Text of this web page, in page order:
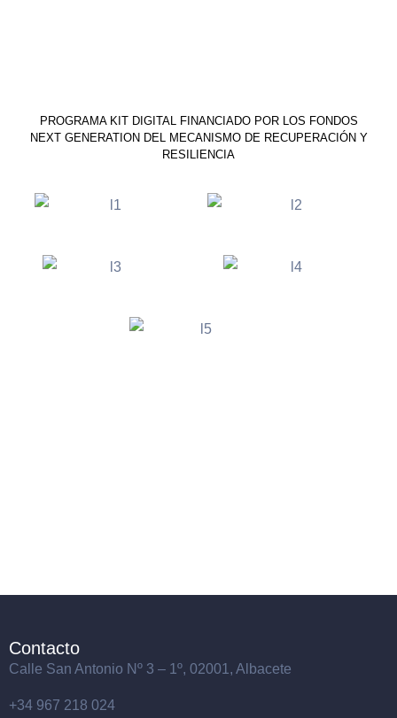
PROGRAMA KIT DIGITAL FINANCIADO POR LOS FONDOS
NEXT GENERATION DEL MECANISMO DE RECUPERACIÓN Y
RESILIENCIA
Contacto
Calle San Antonio Nº 3 – 1º, 02001, Albacete
+34 967 218 024